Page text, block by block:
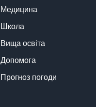
Медицина
Школа
Вища освіта
Допомога
Прогноз погоди